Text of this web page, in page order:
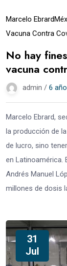
Marcelo Ebrard
Vacuna Contra
No hay
vacuna
admin / 6
Marcelo Ebrard,
la producción de
de lucro, sino
en Latinoamérica.
Andrés Manuel
millones de dosis
31
Jul